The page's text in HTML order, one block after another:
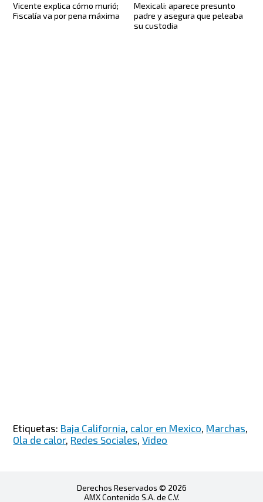
Vicente explica cómo murió;
Fiscalía va por pena máxima
Mexicali: aparece presunto
padre y asegura que peleaba
su custodia
Etiquetas: Baja California calor en Mexico Marchas
Ola de calor, Redes Sociales ,Video
Derechos Reservados © 2026
AMX Contenido S.A. de C.V.